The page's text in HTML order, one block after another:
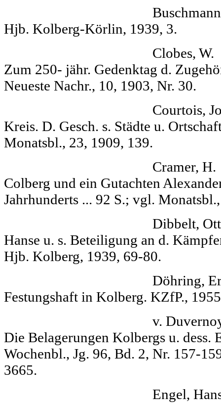
Buschmann, (Otto)
Hjb. Kolberg-Körlin, 1939, 3.
Clobes, W.
Zum 250- jähr. Gedenktag d.
Neueste Nachr., 10, 1903, Nr. 30.
Courtois,
Kreis. D. Gesch. s. Städte u.
Monatsbl., 23, 1909, 139.
Cramer, H. Zur
Colberg und ein Gutachten
Jahrhunderts ... 92 S.; vgl.
Dibbelt, Otto
Hanse u. s. Beteiligung an d.
Hjb. Kolberg, 1939, 69-80.
Döhring, Erich
Festungshaft in Kolberg. KZfP.,
v. Duvernoy
Die Be­lagerungen Kolbergs u.
Wochenbl., Jg. 96, Bd. 2, Nr. 157-
3665.
Engel, Hans